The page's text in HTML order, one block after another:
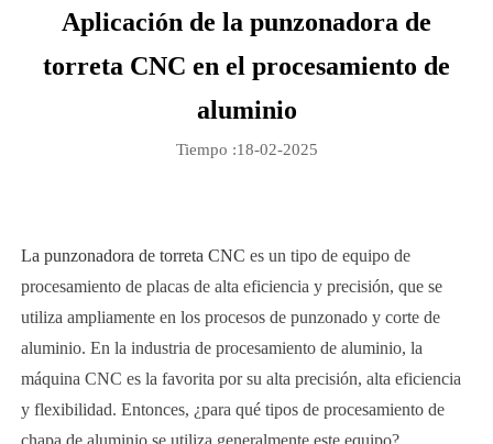
Aplicación de la punzonadora de
torreta CNC en el procesamiento de
aluminio
Tiempo :18-02-2025
La punzonadora de torreta CNC es un tipo de equipo de
procesamiento de placas de alta eficiencia y precisión, que se
utiliza ampliamente en los procesos de punzonado y corte de
aluminio. En la industria de procesamiento de aluminio, la
máquina CNC es la favorita por su alta precisión, alta eficiencia
y flexibilidad. Entonces, ¿para qué tipos de procesamiento de